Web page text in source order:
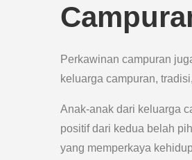
Perkawinan campuran
keluarga campuran,
Anak-anak dari keluarga
positif dari kedua belah
yang memperkaya